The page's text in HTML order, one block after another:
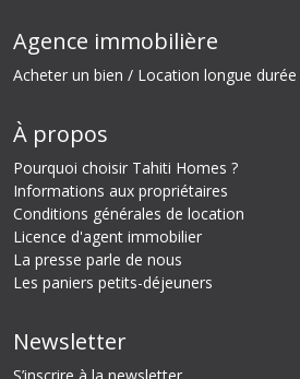
Agence immobilière
Acheter un bien / Location longue durée
À propos
Pourquoi choisir Tahiti Homes ?
Informations aux propriétaires
Conditions générales de location
Licence d'agent immobilier
La presse parle de nous
Les paniers petits-déjeuners
Newsletter